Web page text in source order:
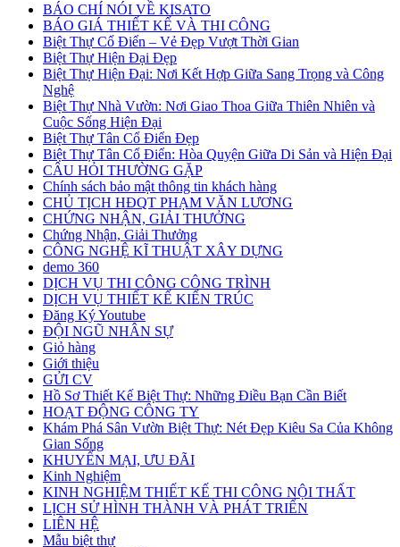
BÁO CHÍ NÓI VỀ KISATO
BÁO GIÁ THIẾT KẾ VÀ THI CÔNG
Biệt Thự Cổ Điển – Vẻ Đẹp Vượt Thời Gian
Biệt Thự Hiện Đại Đẹp
Biệt Thự Hiện Đại: Nơi Kết Hợp Giữa Sang Trọng và Công
Nghệ
Biệt Thự Nhà Vườn: Nơi Giao Thoa Giữa Thiên Nhiên và
Cuộc Sống Hiện Đại
Biệt Thự Tân Cổ Điển Đẹp
Biệt Thự Tân Cổ Điển: Hòa Quyện Giữa Di Sản và Hiện Đại
CÂU HỎI THƯỜNG GẶP
Chính sách bảo mật thông tin khách hàng
CHỦ TỊCH HĐQT PHẠM VĂN LƯƠNG
CHỨNG NHẬN, GIẢI THƯỞNG
Chứng Nhận, Giải Thưởng
CÔNG NGHỆ KĨ THUẬT XÂY DỰNG
demo 360
DỊCH VỤ THI CÔNG CÔNG TRÌNH
DỊCH VỤ THIẾT KẾ KIẾN TRÚC
Đăng Ký Youtube
ĐỘI NGŨ NHÂN SỰ
Giỏ hàng
Giới thiệu
GỬI CV
Hồ Sơ Thiết Kế Biệt Thự: Những Điều Bạn Cần Biết
HOẠT ĐỘNG CÔNG TY
Khám Phá Sân Vườn Biệt Thự: Nét Đẹp Kiêu Sa Của Không
Gian Sống
KHUYẾN MẠI, ƯU ĐÃI
Kinh Nghiệm
KINH NGHIỆM THIẾT KẾ THI CÔNG NỘI THẤT
LỊCH SỬ HÌNH THÀNH VÀ PHÁT TRIỂN
LIÊN HỆ
Mẫu biệt thự